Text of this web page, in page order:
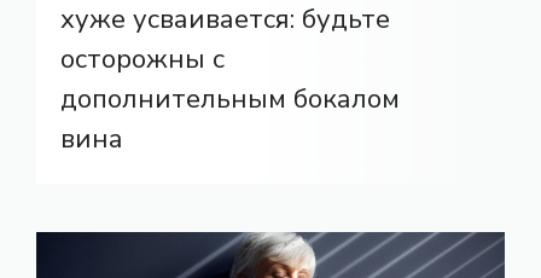
хуже усваивается: будьте
осторожны с
дополнительным бокалом
вина